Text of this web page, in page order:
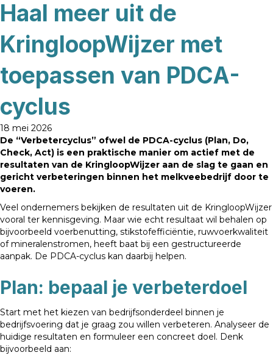
Haal meer uit de
KringloopWijzer met
toepassen van PDCA-
cyclus
18 mei 2026
De “Verbetercyclus” ofwel de PDCA-cyclus (Plan, Do,
Check, Act) is een praktische manier om actief met de
resultaten van de KringloopWijzer aan de slag te gaan en
gericht verbeteringen binnen het melkveebedrijf door te
voeren.
Veel ondernemers bekijken de resultaten uit de KringloopWijzer
vooral ter kennisgeving. Maar wie echt resultaat wil behalen op
bijvoorbeeld voerbenutting, stikstofefficiëntie, ruwvoerkwaliteit
of mineralenstromen, heeft baat bij een gestructureerde
aanpak. De PDCA-cyclus kan daarbij helpen.
Plan: bepaal je verbeterdoel
Start met het kiezen van bedrijfsonderdeel binnen je
bedrijfsvoering dat je graag zou willen verbeteren. Analyseer de
huidige resultaten en formuleer een concreet doel. Denk
bijvoorbeeld aan: